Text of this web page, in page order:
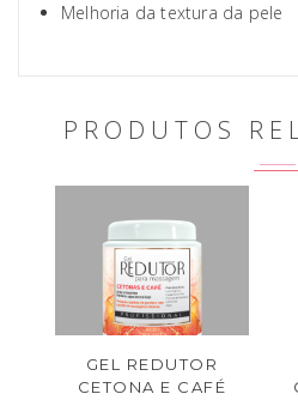
Melhoria da textura da pele
PRODUTOS
GEL REDUTOR
CETONA E CAFÉ